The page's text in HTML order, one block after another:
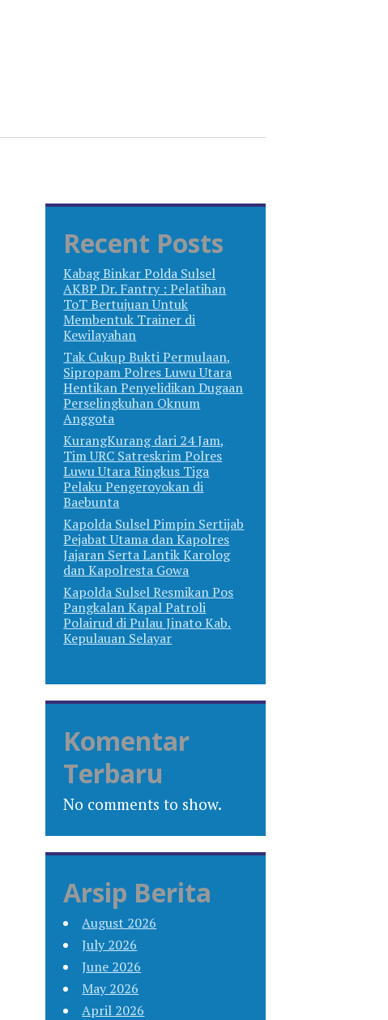
Recent Posts
Kabag Binkar Polda Sulsel
AKBP Dr. Fantry : Pelatihan
ToT Bertujuan Untuk
Membentuk Trainer di
Kewilayahan
Tak Cukup Bukti Permulaan,
Sipropam Polres Luwu Utara
Hentikan Penyelidikan Dugaan
Perselingkuhan Oknum
Anggota
KurangKurang dari 24 Jam,
Tim URC Satreskrim Polres
Luwu Utara Ringkus Tiga
Pelaku Pengeroyokan di
Baebunta
Kapolda Sulsel Pimpin Sertijab
Pejabat Utama dan Kapolres
Jajaran Serta Lantik Karolog
dan Kapolresta Gowa
Kapolda Sulsel Resmikan Pos
Pangkalan Kapal Patroli
Polairud di Pulau Jinato Kab.
Kepulauan Selayar
Komentar
Terbaru
No comments to show.
Arsip Berita
August 2026
July 2026
June 2026
May 2026
April 2026